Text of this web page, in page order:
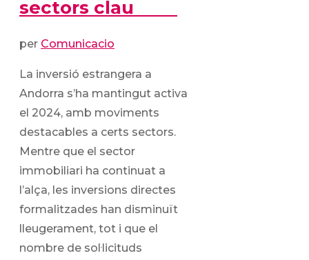
sectors clau
per Comunicacio
La inversió estrangera a
Andorra s’ha mantingut activa
el 2024, amb moviments
destacables a certs sectors.
Mentre que el sector
immobiliari ha continuat a
l’alça, les inversions directes
formalitzades han disminuït
lleugerament, tot i que el
nombre de sol·licituds